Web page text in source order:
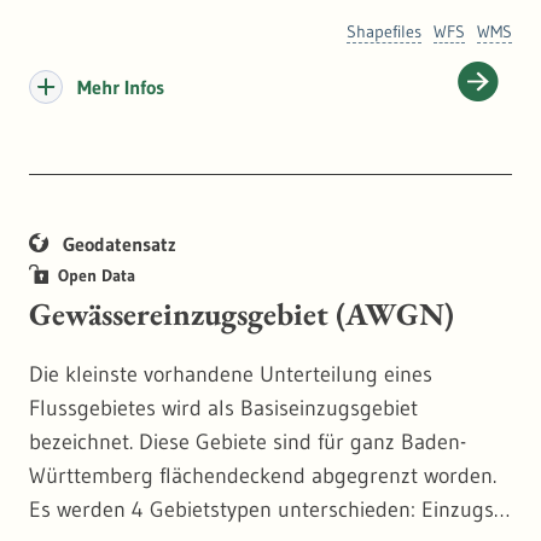
(FFH)-Richtlinie der Europäischen Union. Nach den
Vorgaben der FFH-Richtlinie benennt jeder
Die rechtliche Sicherung der FFH-Gebiete erfolgt
durch Sammelverordnungen der
FFH-Gebiete sind im Daten-und Kartendienst in der
Kategorie "FFH-Gebiete" abzurufen.
Im verwaltungsinternen Auswertesystem sind
ergänzend die Abgrenzungen, die von der EU
WMS
WFS
Shapefiles
Mehr Infos
Geodatensatz
Open Data
Gewässereinzugsgebiet (AWGN)
Die kleinste vorhandene Unterteilung eines
Flussgebietes wird als Basiseinzugsgebiet
bezeichnet. Diese Gebiete sind für ganz Baden-
Württemberg flächendeckend abgegrenzt worden.
Es werden 4 Gebietstypen unterschieden: Einzugs-,